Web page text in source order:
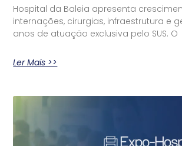
Hospital da Baleia apresenta
internações, cirurgias, infraestrutura e
anos de atuação exclusiva pelo SUS. O
Ler Mais >>